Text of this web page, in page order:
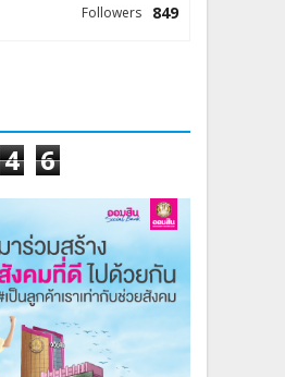
849
Followers
4 6